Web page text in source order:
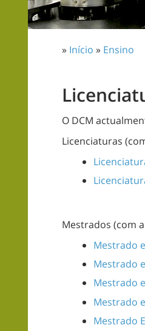
» Início » Ensino
O DCM
Licenciaturas
Mestrados (com
Mestrado
Mestrado
Mestrado
Mestrado
Mestrado